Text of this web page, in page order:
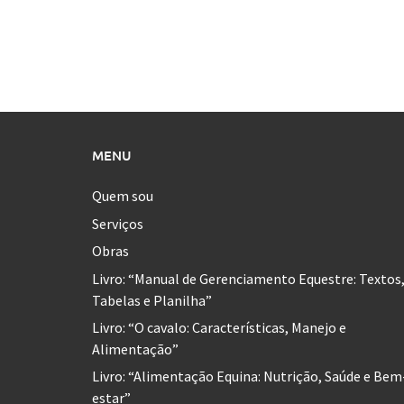
MENU
Quem sou
Serviços
Obras
Livro: “Manual de Gerenciamento Equestre: Textos,
Tabelas e Planilha”
Livro: “O cavalo: Características, Manejo e
Alimentação”
Livro: “Alimentação Equina: Nutrição, Saúde e
estar”